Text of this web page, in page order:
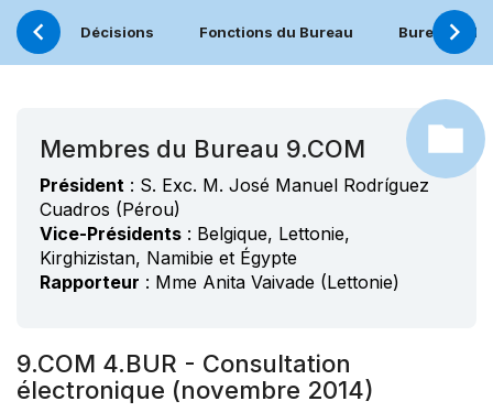
Décisions Fonctions du Bureau Bureau
Membres du Bureau 9.COM
Président : S. Exc. M. José Manuel Rodríguez
Cuadros (Pérou)
Vice-Présidents : Belgique, Lettonie,
Kirghizistan, Namibie et Égypte
Rapporteur : Mme Anita Vaivade (Lettonie)
9.COM 4.BUR - Consultation
électronique (novembre 2014)